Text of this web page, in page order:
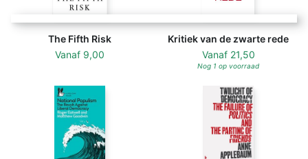
The Fifth Risk
Vanaf 9,00
Kritiek van de zwarte rede
Vanaf 21,50
Nog 1 op voorraad